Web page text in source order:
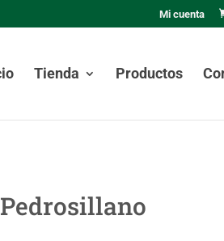
Mi cuenta
Tienda Productos